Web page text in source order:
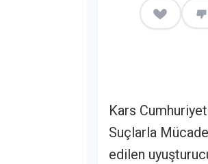
Kars
Suçlarla
edilen